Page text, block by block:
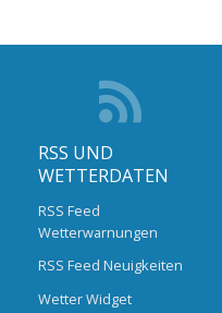
RSS UND
WETTERDATEN
RSS Feed
Wetterwarnungen
RSS Feed Neuigkeiten
Wetter Widget